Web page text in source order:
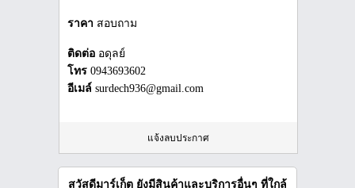
ราคา สอบถาม
ติดต่อ อดุลย์
โทร 0943693602
อีเมล์ surdech936@gmail.com
แจ้งลบประกาศ
สวัสดีมาร์เก็ต ยังมีสินค้าและบริการอื่นๆ ที่ใกล้